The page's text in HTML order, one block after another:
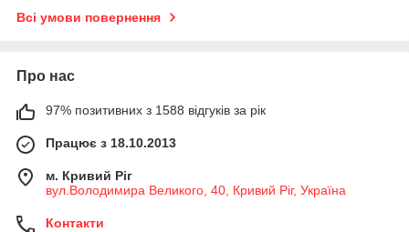
Всі умови повернення
Про нас
97% позитивних з 1588 відгуків за рік
Працює з 18.10.2013
м. Кривий Ріг
вул.Володимира Великого, 40, Кривий Ріг, Україна
Контакти